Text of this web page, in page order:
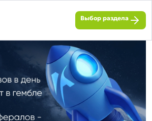
Выбор раздела